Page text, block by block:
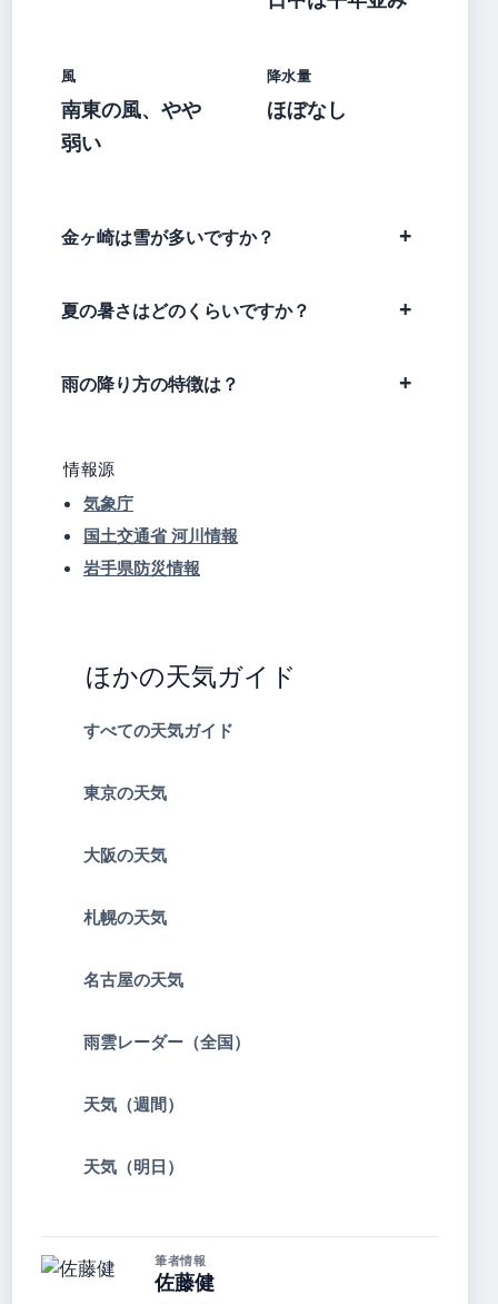
風
南東の風、やや
弱い
降水量
ほぼなし
金ヶ崎は雪が多いですか？
夏の暑さはどのくらいですか？
雨の降り方の特徴は？
情報源
気象庁
国土交通省 河川情報
岩手県防災情報
ほかの天気ガイド
すべての天気ガイド
東京の天気
大阪の天気
札幌の天気
名古屋の天気
雨雲レーダー（全国）
天気（週間）
天気（明日）
筆者情報
佐藤健